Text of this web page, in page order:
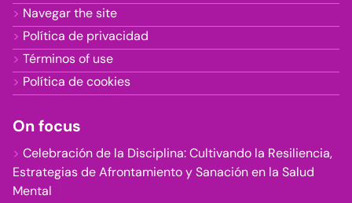
Navegar the site
Política de privacidad
Términos of use
Política de cookies
On focus
Celebración de la Disciplina: Cultivando la Resiliencia,
Estrategias de Afrontamiento y Sanación en la Salud
Mental